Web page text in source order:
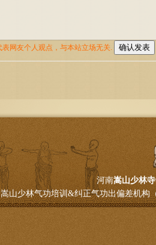
河南嵩山少林寺
嵩山少林气功培训&纠正气功出偏差机构